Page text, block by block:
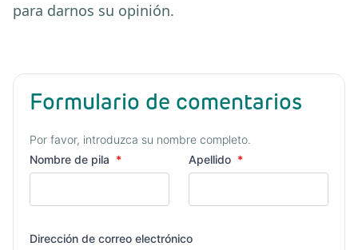
para darnos su opinión.
Formulario de comentarios
Su nombre
Por favor, introduzca su nombre completo.
Nombre de pila * Apellido *
Dirección de correo electrónico